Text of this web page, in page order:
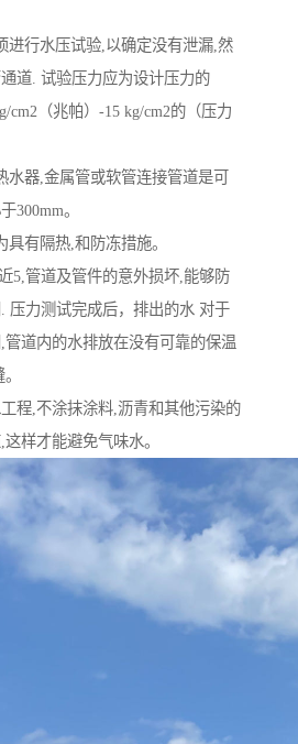
进行水压试验,以确定没有泄漏,然
道. 试验压力应为设计压力的
cm2（兆帕）-15 kg/cm2的（压力
水器,金属管或软管连接管道是可
300mm。
有隔热,和防冻措施。
5,管道及管件的意外损坏,能够防
压力测试完成后，排出的水 对于
道内的水排放在没有可靠的保温
程,不涂抹涂料,沥青和其他污染的
样才能避免气味水。